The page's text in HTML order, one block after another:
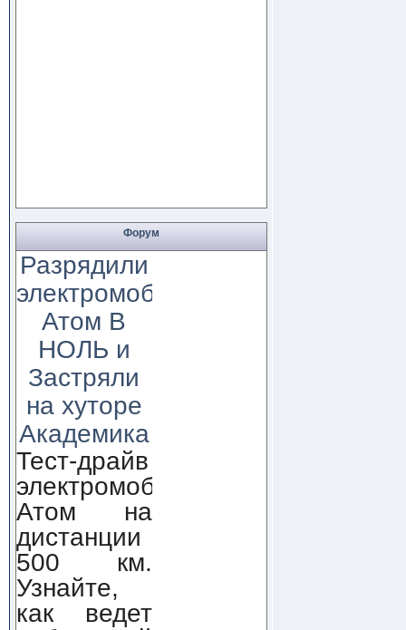
Форум
Разрядили
электромобиль
Атом В
НОЛЬ и
Застряли
на хуторе
Академика
Тест-драйв
электромобиля
Атом на
дистанции
500 км.
Узнайте,
как ведет